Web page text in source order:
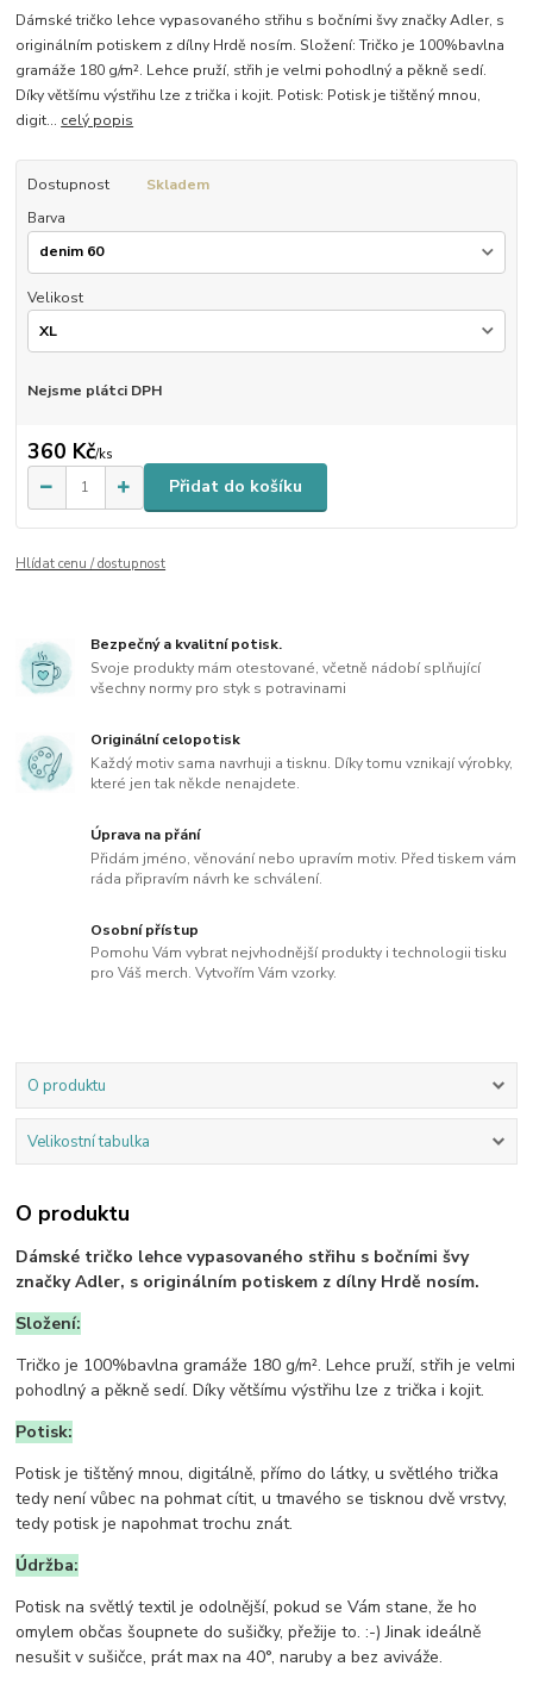
Dámské tričko lehce vypasovaného střihu s bočními švy značky Adler, s
originálním potiskem z dílny Hrdě nosím. Složení: Tričko je 100%bavlna
gramáže 180 g/m². Lehce pruží, střih je velmi pohodlný a pěkně sedí.
Díky většímu výstřihu lze z trička i kojit. Potisk: Potisk je tištěný mnou,
digit... celý popis
Dostupnost
Skladem
Barva
Velikost
Nejsme plátci DPH
360 Kč/ks
Přidat do košíku
Hlídat cenu / dostupnost
Bezpečný a kvalitní potisk.
Svoje produkty mám otestované, včetně nádobí splňující
všechny normy pro styk s potravinami
Originální celopotisk
Každý motiv sama navrhuji a tisknu. Díky tomu vznikají výrobky,
které jen tak někde nenajdete.
Úprava na přání
Přidám jméno, věnování nebo upravím motiv. Před tiskem vám
ráda připravím návrh ke schválení.
Osobní přístup
Pomohu Vám vybrat nejvhodnější produkty i technologii tisku
pro Váš merch. Vytvořím Vám vzorky.
O produktu
Velikostní tabulka
O produktu
Dámské tričko lehce vypasovaného střihu s bočními švy
značky Adler, s originálním potiskem z dílny Hrdě nosím.
Složení:
Tričko je 100%bavlna gramáže 180 g/m². Lehce pruží, střih je velmi
pohodlný a pěkně sedí. Díky většímu výstřihu lze z trička i kojit.
Potisk:
Potisk je tištěný mnou, digitálně, přímo do látky, u světlého trička
tedy není vůbec na pohmat cítit, u tmavého se tisknou dvě vrstvy,
tedy potisk je napohmat trochu znát.
Údržba:
Potisk na světlý textil je odolnější, pokud se Vám stane, že ho
omylem občas šoupnete do sušičky, přežije to. :-) Jinak ideálně
nesušit v sušičce, prát max na 40°, naruby a bez aviváže.